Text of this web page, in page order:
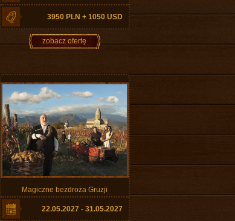
3950 PLN + 1050 USD
zobacz ofertę
Magiczne bezdroża Gruzji
22.05.2027 - 31.05.2027